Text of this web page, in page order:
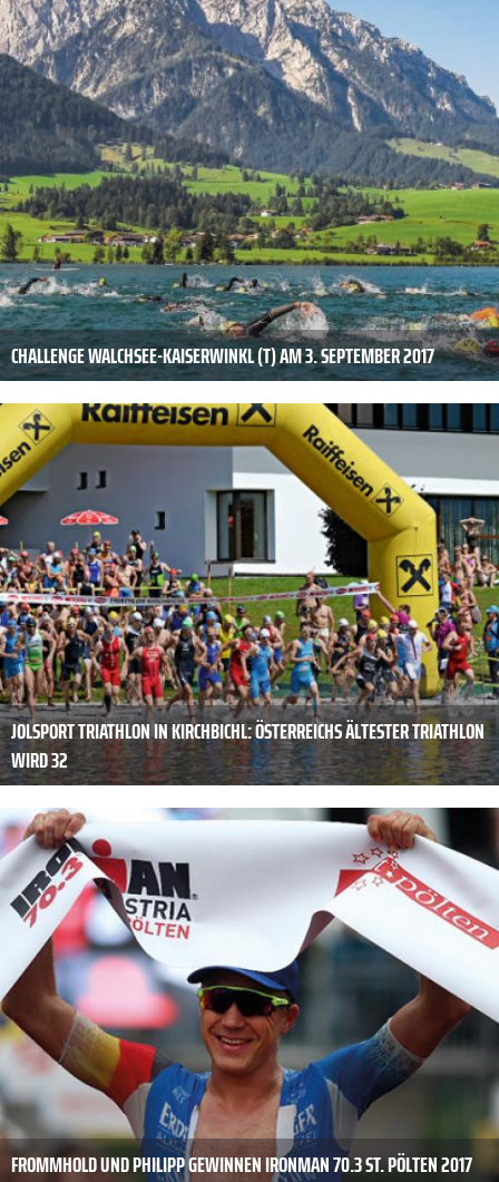
CHALLENGE WALCHSEE-KAISERWINKL (T) AM 3. SEPTEMBER 2017
JOLSPORT TRIATHLON IN KIRCHBICHL: ÖSTERREICHS ÄLTESTER TRIATHLON
WIRD 32
FROMMHOLD UND PHILIPP GEWINNEN IRONMAN 70.3 ST. PÖLTEN 2017